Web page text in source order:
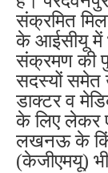
संक्रमित
के आईसीयू में
संक्रमण की
सदस्यों समेत
डाक्टर व
के लिए लेकर
लखनऊ के किंग
(केजीएमयू)